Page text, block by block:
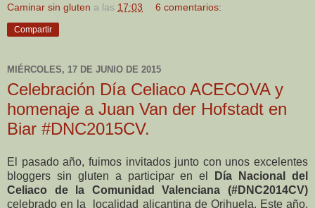
Caminar sin gluten a las 17:03 6 comentarios:
Compartir
MIÉRCOLES, 17 DE JUNIO DE 2015
Celebración Día Celiaco ACECOVA y
homenaje a Juan Van der Hofstadt en
Biar #DNC2015CV.
El pasado año, fuimos invitados junto con unos excelentes
bloggers sin gluten a participar en el
Día Nacional del
Celiaco de la Comunidad Valenciana (#DNC2014CV)
celebrado en la localidad alicantina de Orihuela. Este año,